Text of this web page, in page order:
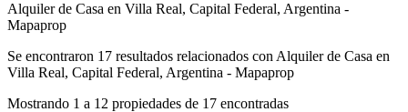
Alquiler de Casa en Villa Real, Capital Federal, Argentina -
Mapaprop
Se encontraron 17 resultados relacionados con Alquiler de Casa en
Villa Real, Capital Federal, Argentina - Mapaprop
Mostrando 1 a 12 propiedades de 17 encontradas